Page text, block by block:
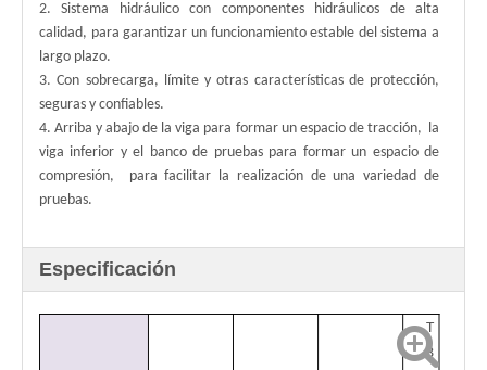
2. Sistema hidráulico con componentes hidráulicos de alta
calidad, para garantizar un funcionamiento estable del sistema a
largo plazo.
3. Con sobrecarga, límite y otras características de protección,
seguras y confiables.
4. Arriba y abajo de la viga para formar un espacio de tracción, la
viga inferior y el banco de pruebas para formar un espacio de
compresión, para facilitar la realización de una variedad de
pruebas.
Especificación
T
B